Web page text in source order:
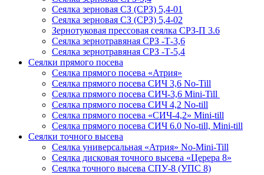
Сеялка зерновая СЗ (СРЗ) 5,4-01
Сеялка зерновая СЗ (СРЗ) 5,4-02
Зернотуковая прессовая сеялка СРЗ-П 3.6
Сеялка зернотравяная СРЗ -Т-3,6
Сеялка зернотравяная СРЗ -Т-5,4
Сеялки прямого посева
Сеялка прямого посева «Атрия»
Сеялка прямого посева СИЧ 3,6 No-Till
Сеялка прямого посева СИЧ-3,6 Mini-Till
Сеялка прямого посева СИЧ 4,2 No-till
Сеялка прямого посева «СИЧ-4,2» Mini-till
Сеялка прямого посева СИЧ 6.0 No-till, Mini-till
Сеялки точного высева
Сеялка универсальная «Атрия» No-Mini-Till
Сеялка дисковая точного высева «Церера 8»
Сеялка точного высева СПУ-8 (УПС 8)